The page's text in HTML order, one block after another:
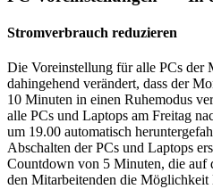
Stromverbrauch reduzieren
Die Voreinstellung für alle PCs der
dahingehend verändert, dass der
10 Minuten in einen Ruhemodus
alle PCs und Laptops am Freitag
um 19.00 automatisch
Abschalten der PCs und Laptops
Countdown von 5 Minuten, die auf
den Mitarbeitenden die Möglichkeit